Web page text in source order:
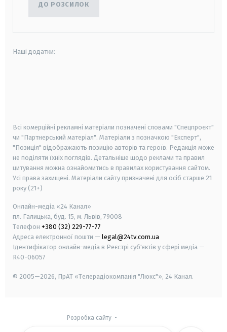
ДО РОЗСИЛОК
Наші додатки:
Всі комерційні рекламні матеріали позначені словами "Спецпроєкт"
чи "Партнерський матеріал". Матеріали з позначкою "Експерт",
"Позиція" відображають позицію авторів та героїв. Редакція може
не поділяти їхніх поглядів. Детальніше щодо реклами та правил
цитування можна ознайомитись в правилах користування сайтом.
Усі права захищені. Матеріали сайту призначені для осіб старше 21
року (21+)
Онлайн-медіа «24 Канал»
пл. Галицька, буд. 15, м. Львів, 79008
Телефон +380 (32) 229-77-77
Адреса електронної пошти — legal@24tv.com.ua
Ідентифікатор онлайн-медіа в Реєстрі суб'єктів у сфері медіа —
R40-06057
© 2005—2026, ПрАТ «Телерадіокомпанія "Люкс"», 24 Канал.
Розробка сайту-